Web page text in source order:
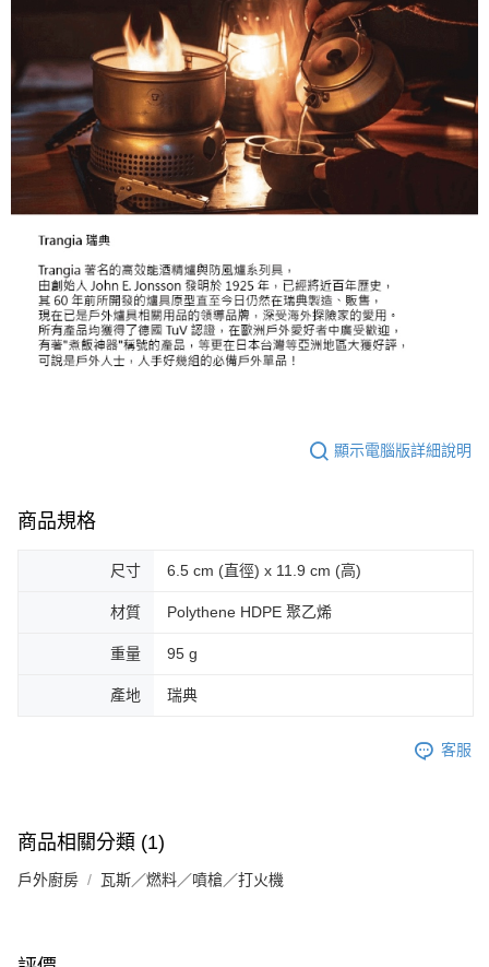
顯示電腦版詳細說明
商品規格
尺寸 6.5 cm (直徑) x 11.9 cm (高)
材質 Polythene HDPE 聚乙烯
重量 95 g
產地 瑞典
客服
商品相關分類 (1)
戶外廚房 瓦斯／燃料／噴槍／打火機